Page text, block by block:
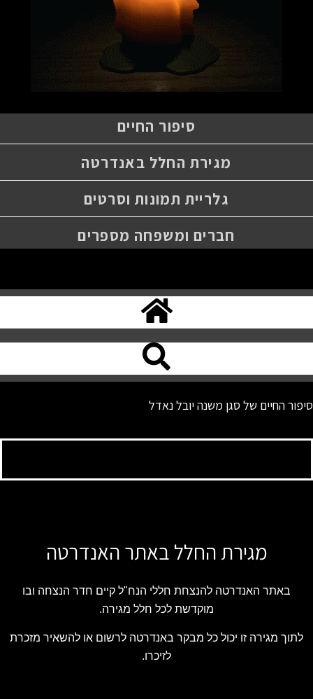
סיפור החיים
מגירת החלל באנדרטה
גלריית תמונות וסרטים
חברים ומשפחה מספרים
סיפור החיים של סגן משנה יובל נאדל
מגירת החלל באתר האנדרטה
באתר האנדרטה להנצחת חללי הנח"ל קיים חדר הנצחה ובו
מוקדשת לכל חלל מגירה.
לתוך מגירה זו יכול כל מבקר באנדרטה לרשום או להשאיר מזכרת
לזיכרו.